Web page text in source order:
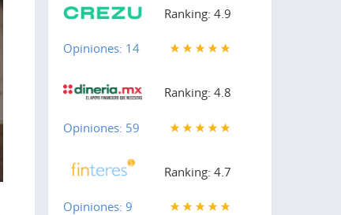
Ranking: 4.9
Opiniones: 14
Ranking: 4.8
Opiniones: 59
Ranking: 4.7
Opiniones: 9